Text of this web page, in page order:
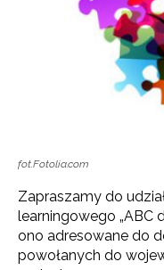
fot.Fotolia.com
Zapraszamy do
learningowego „ABC
ono adresowane do
powołanych do